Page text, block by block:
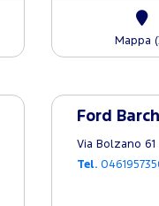
Mappa
Ford
Via Bolzano 61
Tel.